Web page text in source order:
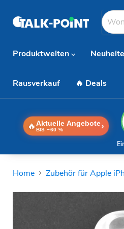
Produktwelten
Rausverkauf 🔥 Deals
🔥 Aktuelle Angebote
BIS −60 % ›
Home Zubehör für Apple